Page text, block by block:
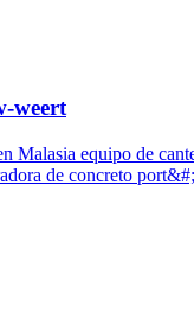
weert
Malasia equipo de
de concreto